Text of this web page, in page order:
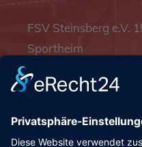
FSV Steinsberg e.V.
Sportheim
93128 Steinsberg
pr@fsv-